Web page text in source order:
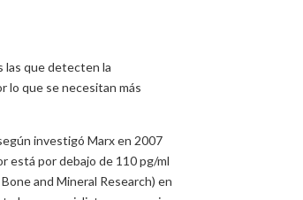
las que detecten la
lo que se necesitan más
investigó Marx en 2007
está por debajo de 110 pg/ml
and Mineral Research) en